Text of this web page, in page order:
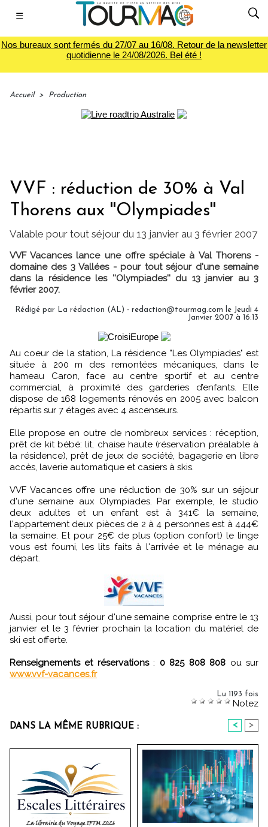
☰
Nos bureaux sont fermés du 27/07 au 16/08. Retour de la newsletter
quotidienne le 24/08/2026. Bel été !
Accueil > Production
VVF : réduction de 30% à Val
Thorens aux ''Olympiades''
Valable pour tout séjour du 13 janvier au 3 février 2007
VVF Vacances lance une offre spéciale à Val Thorens -
domaine des 3 Vallées - pour tout séjour d'une semaine
dans la résidence les ''Olympiades'' du 13 janvier au 3
février 2007.
Rédigé par La rédaction (AL) - redaction@tourmag.com le Jeudi 4
Janvier 2007 à 16:13
Au coeur de la station, La résidence "Les Olympiades" est
située à 200 m des remontées mécaniques, dans le
hameau Caron, face au centre sportif et au centre
commercial, à proximité des garderies d’enfants. Elle
dispose de 168 logements rénovés en 2005 avec balcon
répartis sur 7 étages avec 4 ascenseurs.
Elle propose en outre de nombreux services : réception,
prêt de kit bébé: lit, chaise haute (réservation préalable à
la résidence), prêt de jeux de société, bagagerie en libre
accès, laverie automatique et casiers à skis.
VVF Vacances offre une réduction de 30% sur un séjour
d'une semaine aux Olympiades. Par exemple, le studio
deux adultes et un enfant est à 341€ la semaine,
l'appartement deux pièces de 2 à 4 personnes est à 444€
la semaine. Et pour 25€ de plus (option confort) le linge
vous est fourni, les lits faits à l'arrivée et le ménage au
départ.
Aussi, pour tout séjour d'une semaine comprise entre le 13
janvier et le 3 février prochain la location du matériel de
ski est offerte.
Renseignements et réservations: 0 825 808 808 ou sur
www.vvf-vacances.fr
Lu 1193 fois
Notez
DANS LA MÊME RUBRIQUE : < >